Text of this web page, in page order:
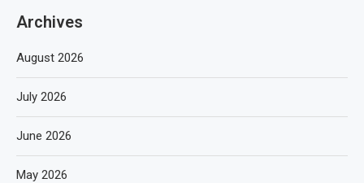
Archives
August 2026
July 2026
June 2026
May 2026